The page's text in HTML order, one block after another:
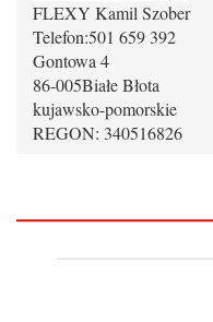
FLEXY Kamil Szober
Telefon:501 659 392
Gontowa 4
86-005Białe Błota
kujawsko-pomorskie
REGON: 340516826